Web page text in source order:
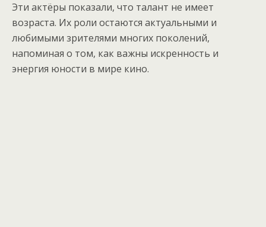
Эти актёры показали, что талант не имеет
возраста. Их роли остаются актуальными и
любимыми зрителями многих поколений,
напоминая о том, как важны искренность и
энергия юности в мире кино.